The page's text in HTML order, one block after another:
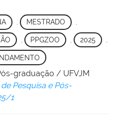
, MESTRADO ,
PPGZOO , 2025
graduação / UFVJM
Pesquisa e Pós-
1